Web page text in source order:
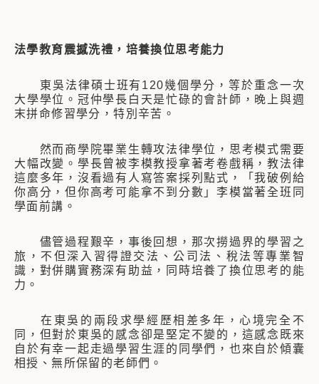
法學教育震撼洗禮，培養換位思考能力
東吳法律碩士班有120幾個學分，等於重念一次
大學學位。冠仲學長白天是忙碌的會計師，晚上與週
末拼命修習學分，特別辛苦。
然而商學院畢業生轉攻法律學位，思考模式需要
大幅改變。學長曾被李模教授拿著考卷戲稱，教法律
這麼多年，沒看過有人寫答案採列點式，「我破例給
你高分，但你高考可能拿不到分數」李模當著全班同
學面前講。
儘管過程艱辛，事後回想，那次撈過界的學習之
旅，不但深入習得證交法、公司法、稅法等專業智
識，對併購實務深有助益，同時培養了換位思考的能
力。
在東吳的兩段求學經歷相差多年，心境完全不
同，但對於東吳的感念卻是堅定不變的，這感念既來
自於有幸一起走過學習生涯的同學們，也來自於傾囊
相授、無所保留的老師們。